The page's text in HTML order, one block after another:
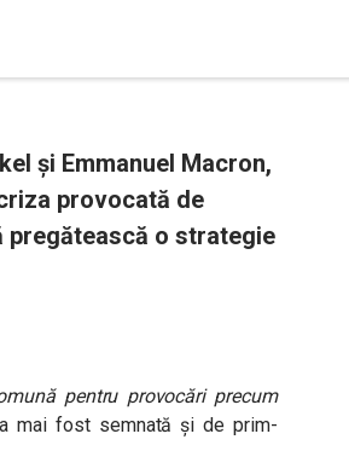
și Emmanuel Macron,
provocată de
pregătească o strategie
pentru provocări precum
mai fost semnată și de prim-